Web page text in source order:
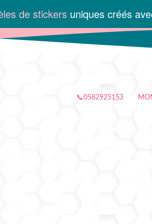
de stickers uniques créés
📞0582925153